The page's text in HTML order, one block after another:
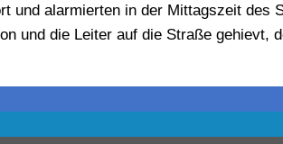
und alarmierten in der Mittagszeit des
und die Leiter auf die Straße gehievt,